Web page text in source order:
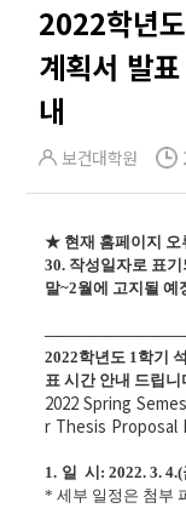
2022학년
계획서 발
내
보건대학원
★ 현재 홈페이지 오
30. 작성일자로 표
말~2월에 고지될
2022학년도 1학기석
표시간 안내 드립니
2022 Spring
r Thesis Proposal
1. 일 시 : 2022. 3. 4.(
* 세부 일정은 첨부